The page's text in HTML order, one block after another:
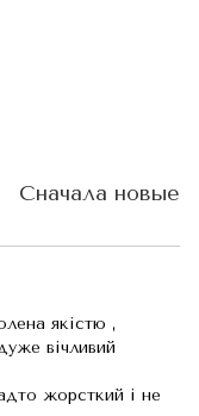
Сначала новые
якістю ,
вічливий
жорсткий і не